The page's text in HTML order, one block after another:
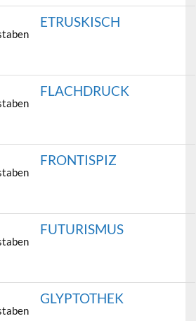
ETRUSKISCH
FLACHDRUCK
FRONTISPIZ
FUTURISMUS
GLYPTOTHEK